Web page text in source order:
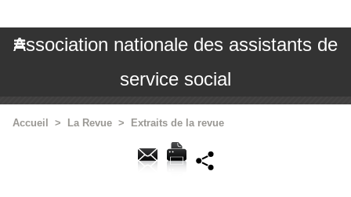
Association nationale des assistants de
service social
Accueil > La Revue > Extraits de la revue